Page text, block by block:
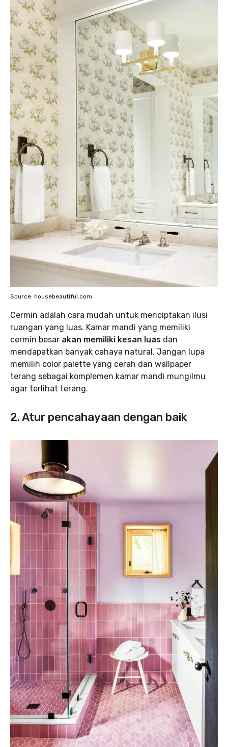
Source: housebeautiful.com
Cermin adalah cara mudah untuk menciptakan ilusi
ruangan yang luas. Kamar mandi yang memiliki
cermin besar akan memiliki kesan luas dan
mendapatkan banyak cahaya natural. Jangan lupa
memilih color palette yang cerah dan wallpaper
terang sebagai komplemen kamar mandi mungilmu
agar terlihat terang.
2. Atur pencahayaan dengan baik